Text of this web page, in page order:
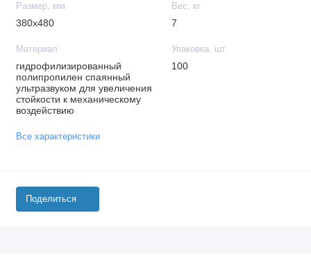
Размер, мм
380x480
Вес, кг
7
Материал
гидрофилизированный
полипропилен спаянный
ультразвуком для увеличения
стойкости к механическому
воздействию
Упаковка, шт
100
Все характеристики
Поделиться